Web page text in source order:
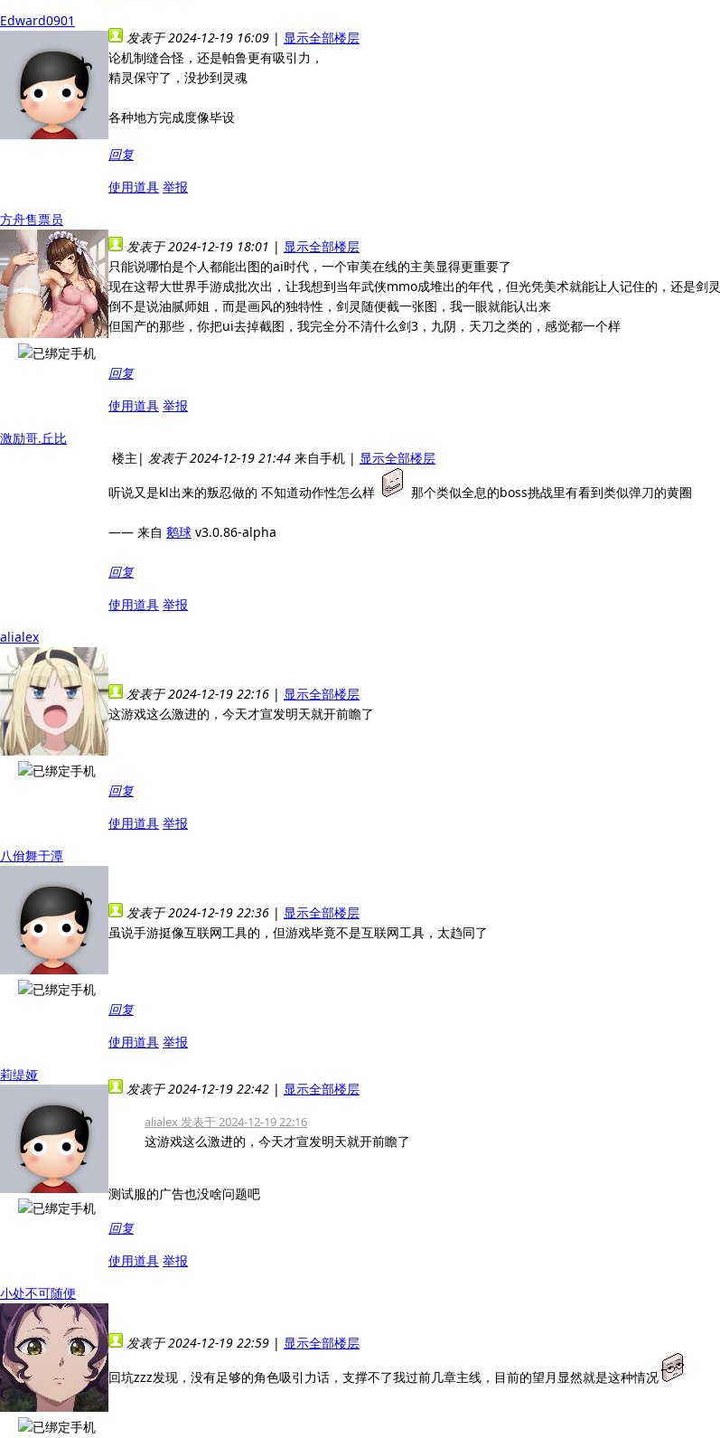
Edward0901
发表于 2024-12-19 16:09 | 显示全部楼层
论机制缝合怪，还是帕鲁更有吸引力，
精灵保守了，没抄到灵魂
各种地方完成度像毕设
回复
使用道具 举报
方舟售票员
发表于 2024-12-19 18:01 | 显示全部楼层
只能说哪怕是个人都能出图的ai时代，一个审美在线的主美显得更重要了
现在这帮大世界手游成批次出，让我想到当年武侠mmo成堆出的年代，但光凭美术就能让人记住的，还是剑灵
倒不是说油腻师姐，而是画风的独特性，剑灵随便截一张图，我一眼就能认出来
但国产的那些，你把ui去掉截图，我完全分不清什么剑3，九阴，天刀之类的，感觉都一个样
回复
使用道具 举报
激励哥.丘比
楼主 | 发表于 2024-12-19 21:44 来自手机 | 显示全部楼层
听说又是kl出来的叛忍做的 不知道动作性怎么样
那个类似全息的boss挑战里有看到类似弹刀的黄圈
—— 来自 鹅球 v3.0.86-alpha
回复
使用道具 举报
alialex
发表于 2024-12-19 22:16 | 显示全部楼层
这游戏这么激进的，今天才宣发明天就开前瞻了
回复
使用道具 举报
八佾舞于潭
发表于 2024-12-19 22:36 | 显示全部楼层
虽说手游挺像互联网工具的，但游戏毕竟不是互联网工具，太趋同了
回复
使用道具 举报
莉缇娅
发表于 2024-12-19 22:42 | 显示全部楼层
alialex 发表于 2024-12-19 22:16
这游戏这么激进的，今天才宣发明天就开前瞻了
测试服的广告也没啥问题吧
回复
使用道具 举报
小处不可随便
发表于 2024-12-19 22:59 | 显示全部楼层
回坑zzz发现，没有足够的角色吸引力话，支撑不了我过前几章主线，目前的望月显然就是这种情况